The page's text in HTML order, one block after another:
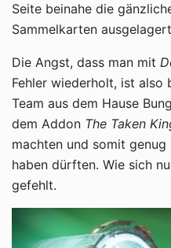
Seite beinahe die
Sammelkarten
Die Angst, dass man mit
Fehler wiederholt, ist
Team aus dem Hause
dem Addon The Taken
machten und somit
haben dürften. Wie sich
gefehlt.